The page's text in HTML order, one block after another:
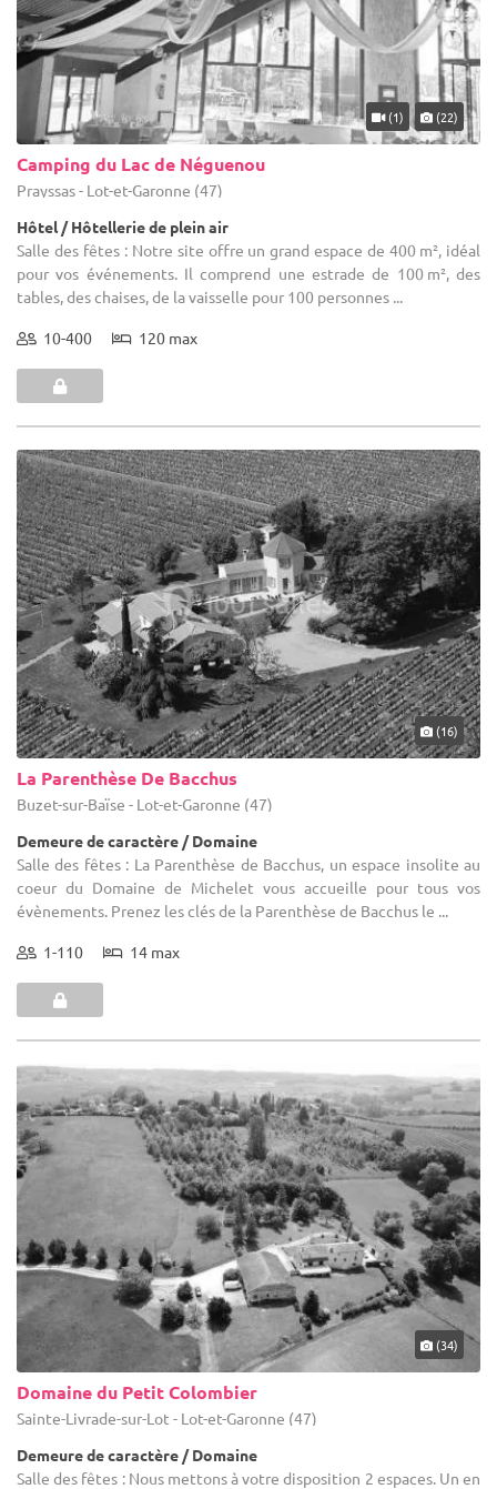
(1) (22)
Camping du Lac de Néguenou
Prayssas - Lot-et-Garonne (47)
Hôtel / Hôtellerie de plein air
Salle des fêtes : Notre site offre un grand espace de 400 m², idéal
pour vos événements. Il comprend une estrade de 100 m², des
tables, des chaises, de la vaisselle pour 100 personnes ...
10-400 120 max
(16)
La Parenthèse De Bacchus
Buzet-sur-Baïse - Lot-et-Garonne (47)
Demeure de caractère / Domaine
Salle des fêtes : La Parenthèse de Bacchus, un espace insolite au
coeur du Domaine de Michelet vous accueille pour tous vos
évènements. Prenez les clés de la Parenthèse de Bacchus le ...
1-110 14 max
(34)
Domaine du Petit Colombier
Sainte-Livrade-sur-Lot - Lot-et-Garonne (47)
Demeure de caractère / Domaine
Salle des fêtes : Nous mettons à votre disposition 2 espaces. Un en